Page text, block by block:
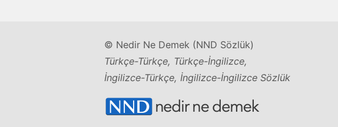
© Nedir Ne Demek (NND Sözlük)
Türkçe-Türkçe, Türkçe-İngilizce,
İngilizce-Türkçe, İngilizce-İngilizce Sözlük